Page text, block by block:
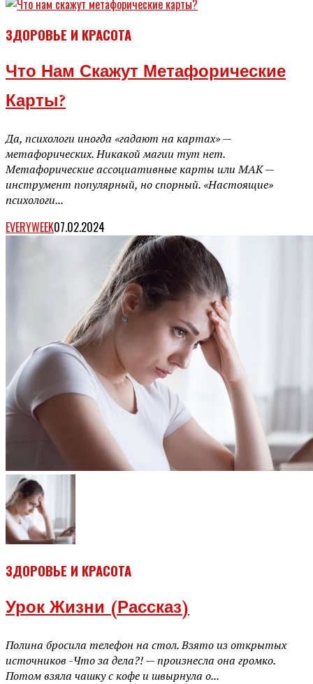
ЗДОРОВЬЕ И КРАСОТА
Что Нам Скажут Метафорические
Карты?
Да, психологи иногда «гадают на картах» —
метафорических. Никакой магии тут нет.
Метафорические ассоциативные карты или МАК —
инструмент популярный, но спорный. «Настоящие»
психологи...
EVERYWEEK07.02.2024
ЗДОРОВЬЕ И КРАСОТА
Урок Жизни (рассказ)
Полина бросила телефон на стол. Взято из открытых
источников -Что за дела?! — произнесла она громко.
Потом взяла чашку с кофе и швырнула о...